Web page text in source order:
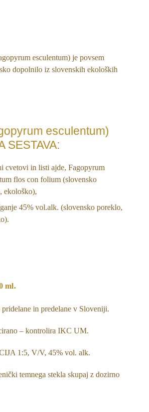
esculentum) je povsem
dopolnilo iz slovenskih ekoloških
esculentum)
SESTAVA:
cvetovi in listi ajde, Fagopyrum
flos con folium (slovensko
ekološko),
45% vol.alk. (slovensko poreklo,
ml.
pridelane in predelane v Sloveniji.
– kontrolira IKC UM.
1:5, V/V, 45% vol. alk.
temnega stekla skupaj z dozirno